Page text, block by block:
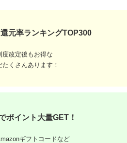
市
元率ランキングTOP300
改定後もお得な
くさんあります！
ポイント大量GET！
ギフトコードなど